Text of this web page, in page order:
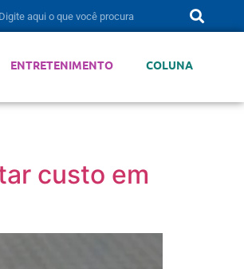
ENTRETENIMENTO COLUNA
custo em